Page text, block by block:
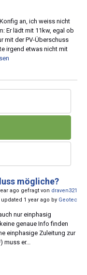
an, ich weiss nicht
Er lädt mit 11kw, egal ob
mit der PV-Überschuss
irgend etwas nicht mit
mögliche?
ago gefragt von draven321
updated 1 year ago by Geotec
nur einphasig
genaue Info finden
einphasige Zuleitung zur
muss er...